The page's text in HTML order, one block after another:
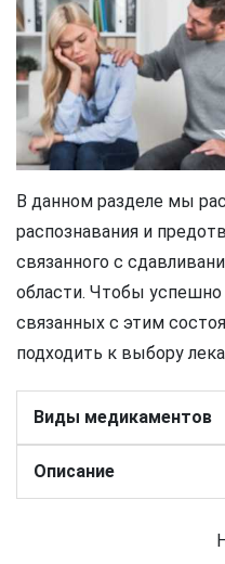
В данном разделе мы
распознавания и
связанного с
области. Чтобы
связанных с этим
подходить к выбору
Виды медикаментов
Описание